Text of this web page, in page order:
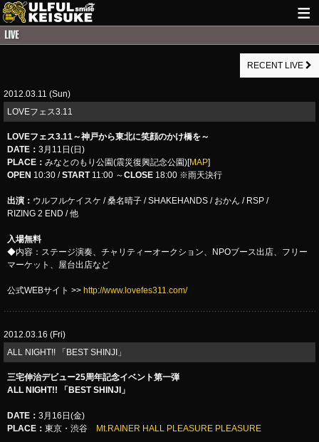
GUITAR WORKS
MAIL
RECENT LIVE
2012.03.11 (Sun)
LOVEフェス3.11
LOVEフェス3.11～神戸から東北に笑顔のかけ橋を～
DATE： 3月11日(日)
PLACE ： みなとのもり公園(震災復興記念公園)[MAP]
OPEN 10:30 /START11:00 ～CLOSE 18:00 ※雨天決行
出演： ウルフルケイスケ / 桑名晴子 / SHAKEHANDS / おかん / RSP /
RIZING 2 END / 他
入場無料
◆内容：ステージ演奏、チャリティーオークション、NPOブース出店、フリー
マーケット、屋台出店など
公式WEBサイト >> http://www.lovefes311.com/
2012.03.16 (Fri)
ALL NIGHT!! 「BEST SHINJI」
三宅伸治デビュー25周年記念イベント第一弾
ALL NIGHT!! 「BEST SHINJI」
DATE ： 3月16日(金)
PLACE ： 東京・渋谷 Mt.RAINER HALL PLEASURE PLEASURE